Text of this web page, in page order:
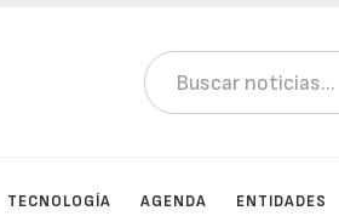
TECNOLOGÍA AGENDA ENTIDADES